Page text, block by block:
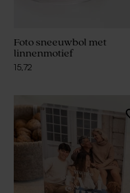
Foto sneeuwbol met
linnenmotief
15,72